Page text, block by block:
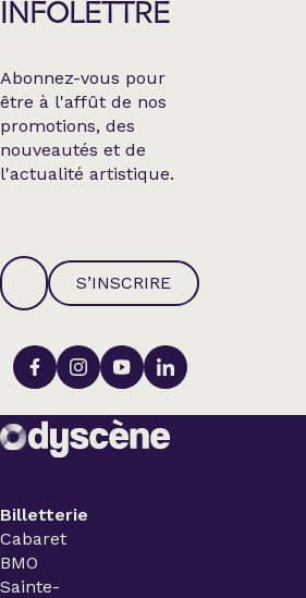
INFOLETTRE
Abonnez-vous pour
être à l'affût de nos
promotions, des
nouveautés et de
l'actualité artistique.
S’INSCRIRE
Billetterie
Cabaret
BMO
Sainte-